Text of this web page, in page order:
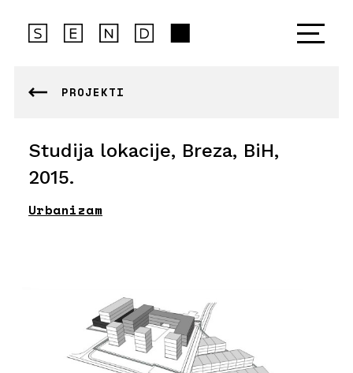
PROJEKTI
Studija lokacije, Breza, BiH,
2015.
Urbanizam